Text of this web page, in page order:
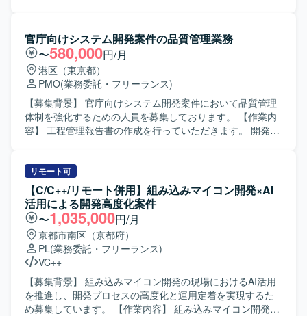
ト・評価まで一連の工程を実施していただきます。 【求め
る人物像】 組込開発における基本設計からテストまでを主
体的に担える方を求めています。認証機能など新しい技術
要素にも前向きに取り組み、周囲と協調しながら開発を進
めていただける方が望ましいです。 【ポジションの魅力】
入退館やPOSなど実利用シーンに近い組込端末の開発に携
わることができ、認証技術や組込Linuxに関する知見を深め
ることができます。基本設計から評価まで幅広い工程に関
発を行います。認証機能としてカード認証・顔認証などの
機能を実装・評価していただきます。
官庁向けシステム開発案件の品質管理業務
〜580,000円/月
港区（東京都）
PMO(業務委託・フリーランス)
【募集背景】 官庁向けシステム開発案件において品質管理
体制を強化するための人員を募集しております。 【作業内
容】 工程管理報告書の作成を行っていただきます。 開発チ
だきます。 レビュー記録表の分析など品質に関わる各種ド
キュメントの分析作業を行っていただきます。 【求める人
物像】 開発案件での品質管理に主体的に取り組んでいただ
ける方を求めております。 開発チームや関係者と積極的に
コミュニケーションを取りながら業務を進められる方を求
めております。 状況の変化に応じて臨機応変に対応できる
方を歓迎いたします。 【ポジションの魅力】 官庁向けシス
テム開発案件における品質管理業務を通じて、大規模案件
での品質向上に貢献していただけます。 品質管理に関する
ドキュメント作成や分析を幅広く経験できる環境です。
【開発環境】 官庁向けシステム開発プロジェクト内での品
リモート可
【C/C++/リモート併用】組み込みマイコン開発×AI
活用による開発高度化案件
〜1,035,000円/月
京都市南区（京都府）
PL(業務委託・フリーランス)
VC++
【募集背景】 組み込みマイコン開発の現場におけるAI活用
を推進し、開発プロセスの高度化と運用定着を実現するた
め募集しています。 【作業内容】 組み込みマイコン開発に